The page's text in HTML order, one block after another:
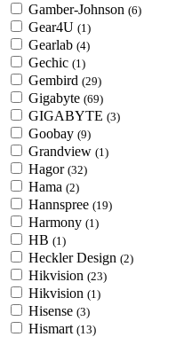
Gamber-Johnson (6)
Gear4U (1)
Gearlab (4)
Gechic (1)
Gembird (29)
Gigabyte (69)
GIGABYTE (3)
Goobay (9)
Grandview (1)
Hagor (32)
Hama (2)
Hannspree (19)
Harmony (1)
HB (1)
Heckler Design (2)
Hikvision (23)
Hikvision (1)
Hisense (3)
Hismart (13)